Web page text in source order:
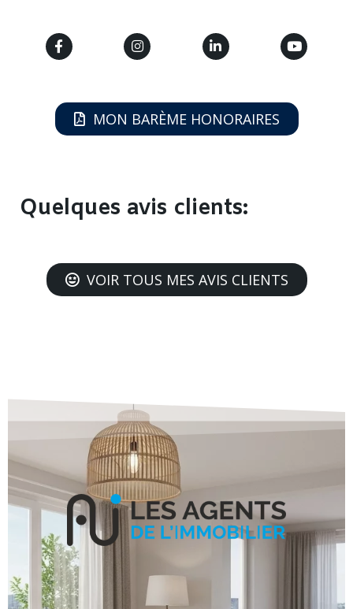
MON BARÈME HONORAIRES
Quelques avis clients:
VOIR TOUS MES AVIS CLIENTS